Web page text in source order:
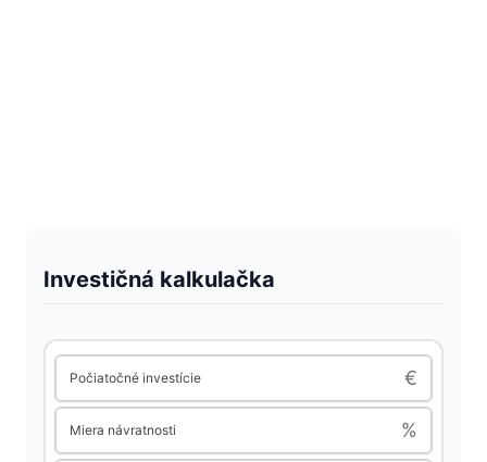
Investičná kalkulačka
Počiatočné investície €
Miera návratnosti %